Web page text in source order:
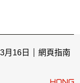
月16日
網頁指南